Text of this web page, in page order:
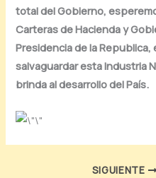
total del Gobierno,
Carteras de Hacienda y
Presidencia de la
salvaguardar esta Industria
brinda al desarrollo del País.
SIGUIENTE